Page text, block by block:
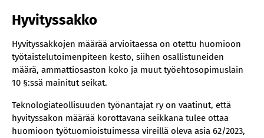
Hyvityssakko
Hyvityssakkojen määrää arvioitaessa on otettu huomioon
työtaistelutoimenpiteen kesto, siihen osallistuneiden
määrä, ammattiosaston koko ja muut työehtosopimuslain
10 §:ssä mainitut seikat.
Teknologiateollisuuden työnantajat ry on vaatinut, että
hyvityssakon määrää korottavana seikkana tulee ottaa
huomioon työtuomioistuimessa vireillä oleva asia 62/2023,